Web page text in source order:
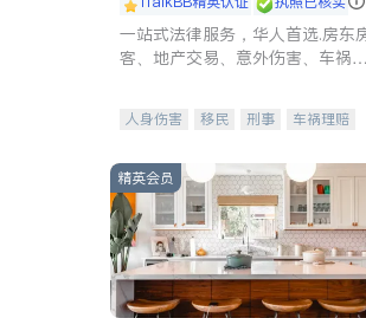
一站式法律服务，华人首选.房东
客、地产交易、意外伤害、车祸重
人身伤害 移民 刑事
车祸理赔
商标注册
索赔 律师-其它 保释
精英会员